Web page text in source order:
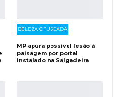
BELEZA OFUSCADA
MP apura possível lesão à
paisagem por portal
instalado na Salgadeira